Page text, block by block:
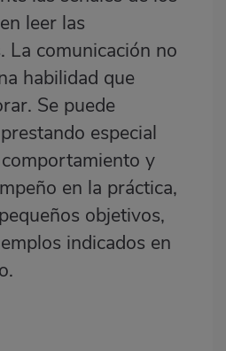
leer las
La comunicación no
habilidad que
Se puede
especial
y
en la práctica,
objetivos,
indicados en